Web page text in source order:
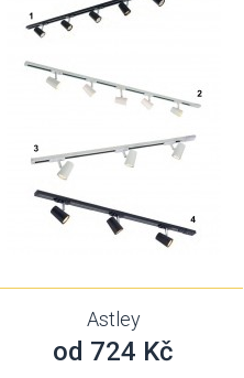
Astley
od 724 Kč